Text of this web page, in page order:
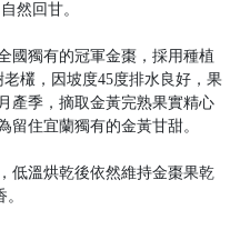
然回甘。
國獨有的冠軍金棗，採用種植
欉，因坡度45度排水良好，果
產季，摘取金黃完熟果實精心
留住宜蘭獨有的金黃甘甜。
低溫烘乾後依然維持金棗果乾